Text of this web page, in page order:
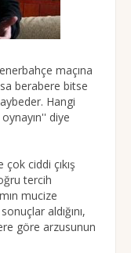
maçına
berabere bitse
Hangi
diye
ciddi çıkış
tercih
mucize
aldığını,
göre arzusunun